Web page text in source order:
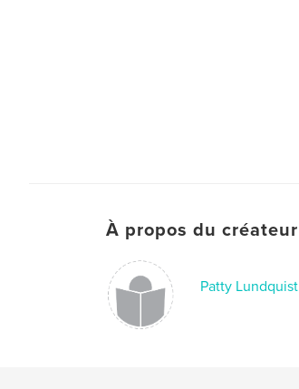
À propos du créateur
Patty Lundquist